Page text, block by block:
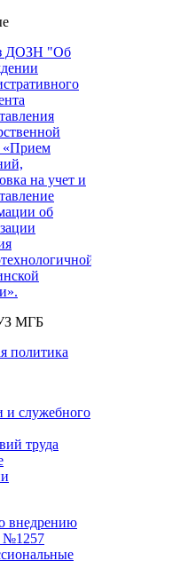
ДОЗН "Об
«Прием
на учет и
об
МГБ
политика
и служебного
труда
внедрению
№1257